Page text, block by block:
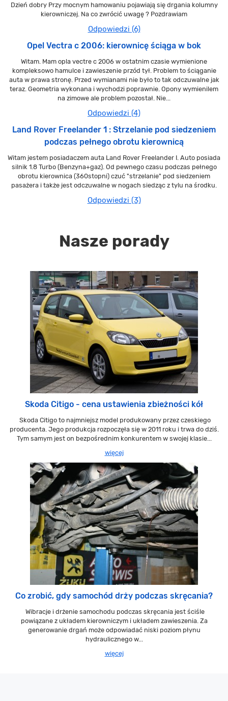
Dzień dobry Przy mocnym hamowaniu pojawiają się drgania kolumny
kierowniczej. Na co zwrócić uwagę ? Pozdrawiam
Odpowiedzi (6)
Opel Vectra c 2006: kierownicę ściąga w bok
Witam. Mam opla vectre c 2006 w ostatnim czasie wymienione
kompleksowo hamulce i zawieszenie przód tył. Problem to ściąganie
auta w prawa stronę. Przed wymianami nie było to tak odczuwalne jak
teraz. Geometria wykonana i wychodzi poprawnie. Opony wymienilem
na zimowe ale problem pozostał. Nie...
Odpowiedzi (4)
Land Rover Freelander 1 : Strzelanie pod siedzeniem
podczas pełnego obrotu kierownicą
Witam jestem posiadaczem auta Land Rover Freelander I. Auto posiada
silnik 1.8 Turbo (Benzyna+gaz). Od pewnego czasu podczas pełnego
obrotu kierownica (360stopni) czuć "strzelanie" pod siedzeniem
pasażera i także jest odczuwalne w nogach siedząc z tylu na środku.
Odpowiedzi (3)
Nasze porady
Skoda Citigo - cena ustawienia zbieżności kół
Skoda Citigo to najmniejsz model produkowany przez czeskiego
producenta. Jego produkcja rozpoczęła się w 2011 roku i trwa do dziś.
Tym samym jest on bezpośrednim konkurentem w swojej klasie...
więcej
Co zrobić, gdy samochód drży podczas skręcania?
Wibracje i drżenie samochodu podczas skręcania jest ściśle
powiązane z układem kierowniczym i układem zawieszenia. Za
generowanie drgań może odpowiadać niski poziom płynu
hydraulicznego w...
więcej